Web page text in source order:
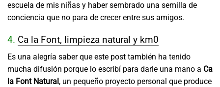
escuela de mis niñas y haber sembrado una semilla de
conciencia que no para de crecer entre sus amigos.
4. Ca la Font, limpieza natural y km0
Es una alegría saber que este post también ha tenido
mucha difusión porque lo escribí para darle una mano a Ca
la Font Natural, un pequeño proyecto personal que produce